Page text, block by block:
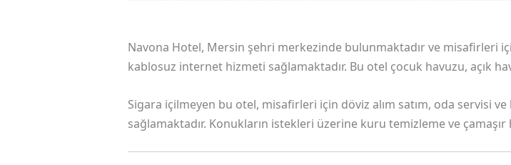
Navona Hotel, Mersin şehri merkezinde bulunmaktadır ve misafirleri
kablosuz internet hizmeti sağlamaktadır. Bu otel çocuk havuzu, açık
Sigara içilmeyen bu otel, misafirleri için döviz alım satım, oda servisi
sağlamaktadır. Konukların istekleri üzerine kuru temizleme ve